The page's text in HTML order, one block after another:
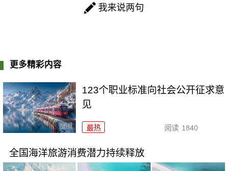
我来说两句
更多精彩内容
123个职业标准向社会公开征求意
见
最热 阅读 1840
全国海洋旅游消费潜力持续释放